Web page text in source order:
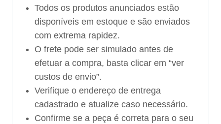
Todos os produtos anunciados estão
disponíveis em estoque e são enviados
com extrema rapidez.
O frete pode ser simulado antes de
efetuar a compra, basta clicar em “ver
custos de envio”.
Verifique o endereço de entrega
cadastrado e atualize caso necessário.
Confirme se a peça é correta para o seu